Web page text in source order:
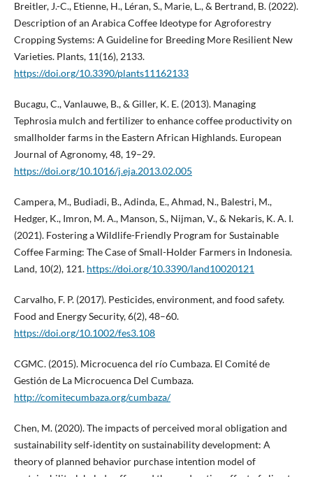
Breitler, J.-C., Etienne, H., Léran, S., Marie, L., & Bertrand, B. (2022).
Description of an Arabica Coffee Ideotype for Agroforestry
Cropping Systems: A Guideline for Breeding More Resilient New
Varieties. Plants, 11(16), 2133.
https://doi.org/10.3390/plants11162133
Bucagu, C., Vanlauwe, B., & Giller, K. E. (2013). Managing
Tephrosia mulch and fertilizer to enhance coffee productivity on
smallholder farms in the Eastern African Highlands. European
Journal of Agronomy, 48, 19–29.
https://doi.org/10.1016/j.eja.2013.02.005
Campera, M., Budiadi, B., Adinda, E., Ahmad, N., Balestri, M.,
Hedger, K., Imron, M. A., Manson, S., Nijman, V., & Nekaris, K. A. I.
(2021). Fostering a Wildlife-Friendly Program for Sustainable
Coffee Farming: The Case of Small-Holder Farmers in Indonesia.
Land, 10(2), 121. https://doi.org/10.3390/land10020121
Carvalho, F. P. (2017). Pesticides, environment, and food safety.
Food and Energy Security, 6(2), 48–60.
https://doi.org/10.1002/fes3.108
CGMC. (2015). Microcuenca del río Cumbaza. El Comité de
Gestión de La Microcuenca Del Cumbaza.
http://comitecumbaza.org/cumbaza/
Chen, M. (2020). The impacts of perceived moral obligation and
sustainability self‐identity on sustainability development: A
theory of planned behavior purchase intention model of